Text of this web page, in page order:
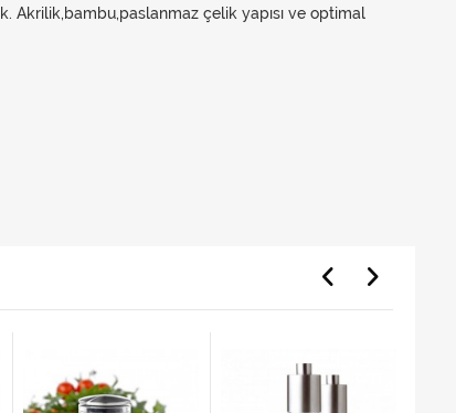
Akrilik,bambu,paslanmaz çelik yapısı ve optimal